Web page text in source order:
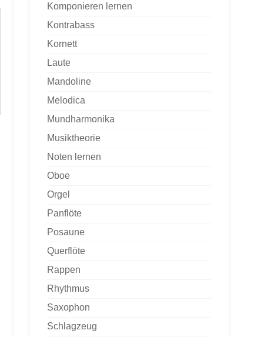
Komponieren lernen
Kontrabass
Kornett
Laute
Mandoline
Melodica
Mundharmonika
Musiktheorie
Noten lernen
Oboe
Orgel
Panflöte
Posaune
Querflöte
Rappen
Rhythmus
Saxophon
Schlagzeug